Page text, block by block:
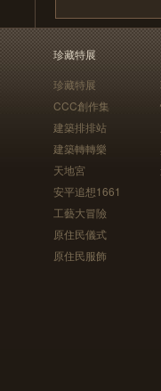
珍藏特展
珍藏特展
CCC創作集
建築排排站
建築轉轉樂
天地宮
安平追想1661
工藝大冒險
原住民儀式
原住民服飾